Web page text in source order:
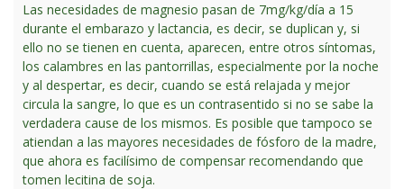
Las necesidades de magnesio pasan de 7mg/kg/día a 15
durante el embarazo y lactancia, es decir, se duplican y, si
ello no se tienen en cuenta, aparecen, entre otros síntomas,
los calambres en las pantorrillas, especialmente por la noche
y al despertar, es decir, cuando se está relajada y mejor
circula la sangre, lo que es un contrasentido si no se sabe la
verdadera cause de los mismos. Es posible que tampoco se
atiendan a las mayores necesidades de fósforo de la madre,
que ahora es facilísimo de compensar recomendando que
tomen lecitina de soja.